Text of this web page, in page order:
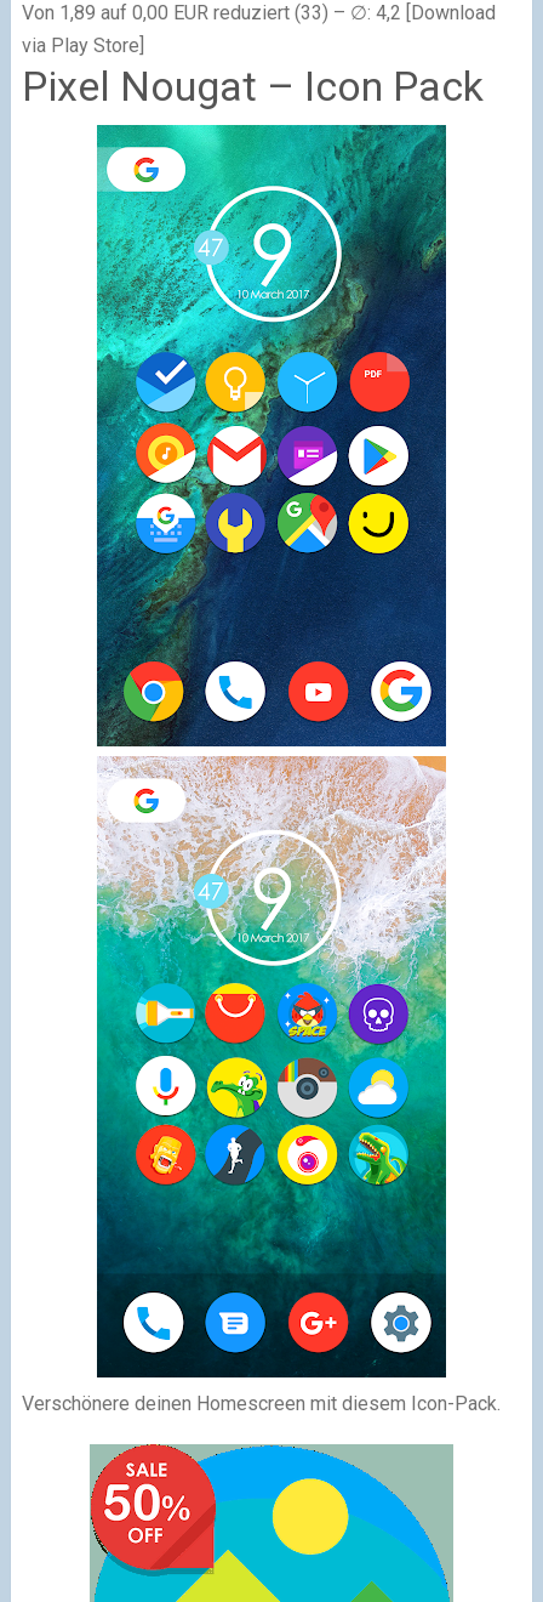
Von 1,89 auf 0,00 EUR reduziert (33) – ∅: 4,2 [Download
via Play Store]
Pixel Nougat – Icon Pack
Verschönere deinen Homescreen mit diesem Icon-Pack.